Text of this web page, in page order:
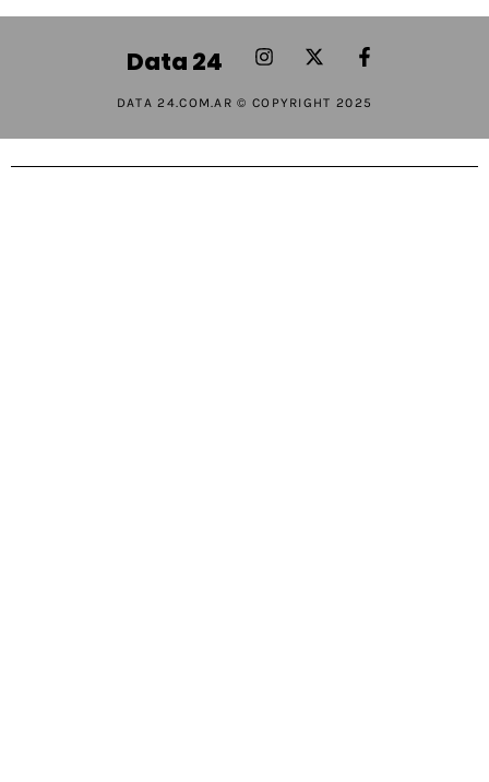
Data 24
DATA 24.COM.AR © COPYRIGHT 2025